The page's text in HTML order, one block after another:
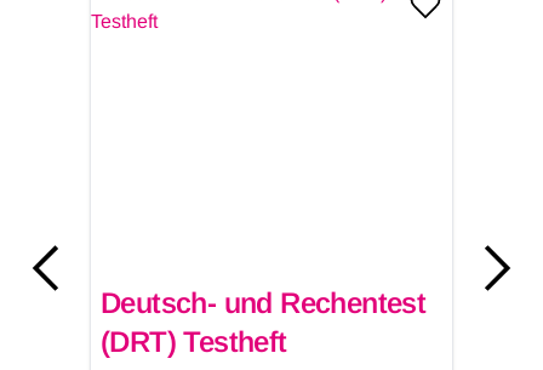
Deutsch- und Rechentest
(DRT) Testheft